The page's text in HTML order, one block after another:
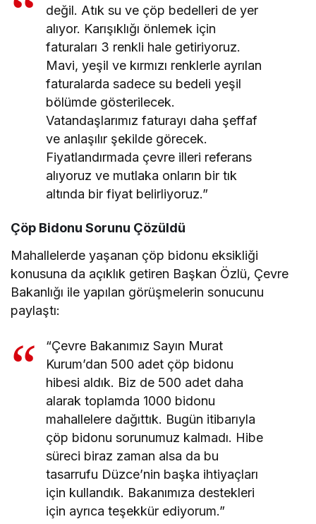
değil. Atık su ve çöp bedelleri de yer
alıyor. Karışıklığı önlemek için
faturaları 3 renkli hale getiriyoruz.
Mavi, yeşil ve kırmızı renklerle ayrılan
faturalarda sadece su bedeli yeşil
bölümde gösterilecek.
Vatandaşlarımız faturayı daha şeffaf
ve anlaşılır şekilde görecek.
Fiyatlandırmada çevre illeri referans
alıyoruz ve mutlaka onların bir tık
altında bir fiyat belirliyoruz.”
Çöp Bidonu Sorunu Çözüldü
Mahallelerde yaşanan çöp bidonu eksikliği
konusuna da açıklık getiren Başkan Özlü, Çevre
Bakanlığı ile yapılan görüşmelerin sonucunu
paylaştı:
“Çevre Bakanımız Sayın Murat
Kurum’dan 500 adet çöp bidonu
hibesi aldık. Biz de 500 adet daha
alarak toplamda 1000 bidonu
mahallelere dağıttık. Bugün itibarıyla
çöp bidonu sorunumuz kalmadı. Hibe
süreci biraz zaman alsa da bu
tasarrufu Düzce’nin başka ihtiyaçları
için kullandık. Bakanımıza destekleri
için ayrıca teşekkür ediyorum.”